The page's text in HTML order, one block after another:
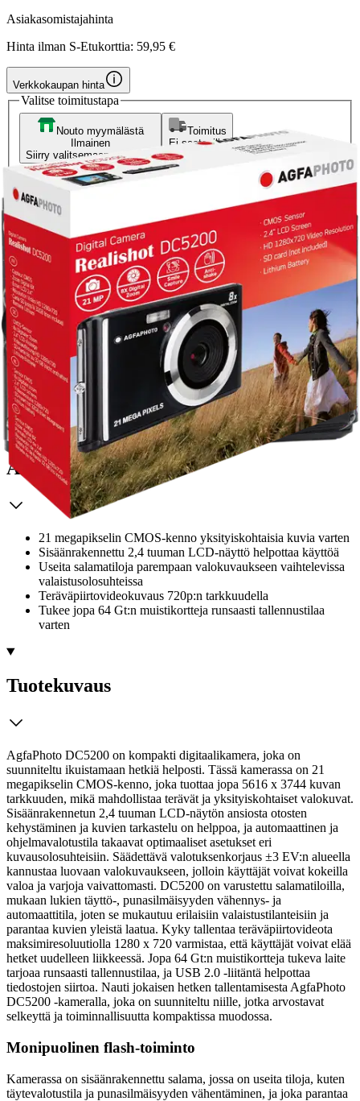
Asiakasomistajahinta
Hinta ilman S-Etukorttia: 59,95 €
Verkkokaupan hinta
Valitse toimitustapa
Nouto myymälästä
Ilmainen
Siirry valitsemaan myymälä
Toimitus
Ei saatavilla
Ilmainen toimitus yli 100 €:n tilauksille
Postin pakettiautomaattiin tai
palvelupisteeseen!
Etu ei koske Suuri‑lisäpalvelulla toimitettavia tuotteita.
Tarkista myymäläsaatavuus
Avainominaisuudet
21 megapikselin CMOS-kenno yksityiskohtaisia kuvia varten
Sisäänrakennettu 2,4 tuuman LCD-näyttö helpottaa käyttöä
Useita salamatiloja parempaan valokuvaukseen vaihtelevissa
valaistusolosuhteissa
Teräväpiirtovideokuvaus 720p:n tarkkuudella
Tukee jopa 64 Gt:n muistikortteja runsaasti tallennustilaa
varten
Tuotekuvaus
AgfaPhoto DC5200 on kompakti digitaalikamera, joka on
suunniteltu ikuistamaan hetkiä helposti. Tässä kamerassa on 21
megapikselin CMOS-kenno, joka tuottaa jopa 5616 x 3744 kuvan
tarkkuuden, mikä mahdollistaa terävät ja yksityiskohtaiset valokuvat.
Sisäänrakennetun 2,4 tuuman LCD-näytön ansiosta otosten
kehystäminen ja kuvien tarkastelu on helppoa, ja automaattinen ja
ohjelmavalotustila takaavat optimaaliset asetukset eri
kuvausolosuhteisiin. Säädettävä valotuksenkorjaus ±3 EV:n alueella
kannustaa luovaan valokuvaukseen, jolloin käyttäjät voivat kokeilla
valoa ja varjoja vaivattomasti. DC5200 on varustettu salamatiloilla,
mukaan lukien täyttö-, punasilmäisyyden vähennys- ja
automaattitila, joten se mukautuu erilaisiin valaistustilanteisiin ja
parantaa kuvien yleistä laatua. Kyky tallentaa teräväpiirtovideota
maksimiresoluutiolla 1280 x 720 varmistaa, että käyttäjät voivat elää
hetket uudelleen liikkeessä. Jopa 64 Gt:n muistikortteja tukeva laite
tarjoaa runsaasti tallennustilaa, ja USB 2.0 -liitäntä helpottaa
tiedostojen siirtoa. Nauti jokaisen hetken tallentamisesta AgfaPhoto
DC5200 -kameralla, joka on suunniteltu niille, jotka arvostavat
selkeyttä ja toiminnallisuutta kompaktissa muodossa.
Monipuolinen flash-toiminto
Kamerassa on sisäänrakennettu salama, jossa on useita tiloja, kuten
täytevalotustila ja punasilmäisyyden vähentäminen, ja joka parantaa